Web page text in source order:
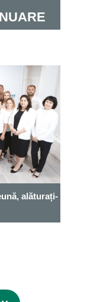
alăturați-